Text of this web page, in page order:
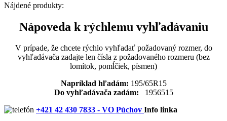
Nájdené produkty:
Nápoveda k rýchlemu vyhľadávaniu
V prípade, že chcete rýchlo vyhľadať požadovaný rozmer, do
vyhľadávača zadajte len čísla z požadovaného rozmeru (bez
lomítok, pomĺčiek, písmen)
Napríklad hľadám: 195/65R15
Do vyhľadávača zadám: 1956515
+421 42 430 7833 - VO Púchov Info linka